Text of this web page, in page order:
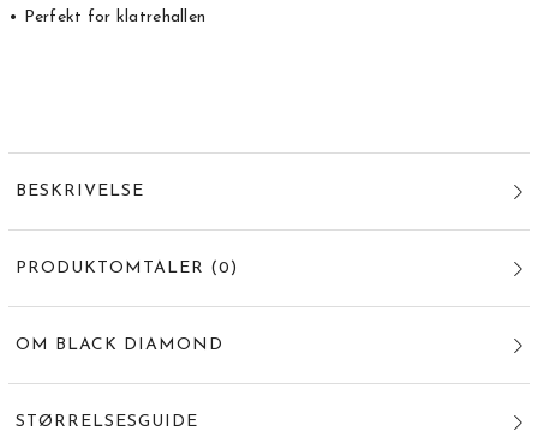
• Perfekt for klatrehallen
BESKRIVELSE
PRODUKTOMTALER (0 )
OM BLACK DIAMOND
STØRRELSESGUIDE